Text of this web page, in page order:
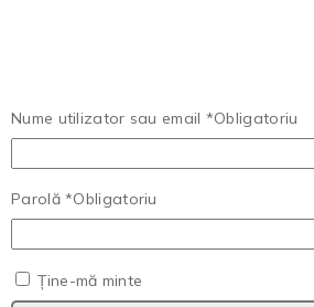
Nume utilizator sau email *Obligatoriu
Parolă*Obligatoriu
Ține-mă minte